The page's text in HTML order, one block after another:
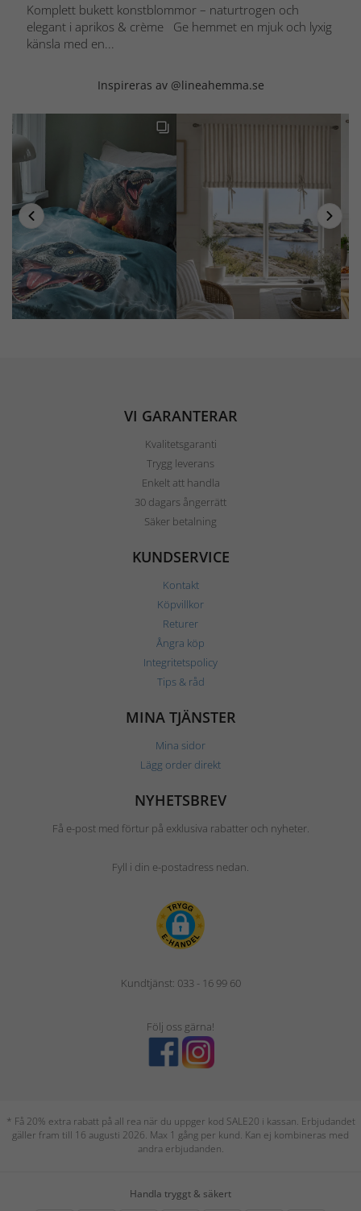
Komplett bukett konstblommor – naturtrogen och
elegant i aprikos & crème Ge hemmet en mjuk och lyxig
känsla med en...
Inspireras av @lineahemma.se
VI GARANTERAR
Kvalitetsgaranti
Trygg leverans
Enkelt att handla
30 dagars ångerrätt
Säker betalning
KUNDSERVICE
Kontakt
Köpvillkor
Returer
Ångra köp
Integritetspolicy
Tips & råd
MINA TJÄNSTER
Mina sidor
Lägg order direkt
NYHETSBREV
Få e-post med förtur på exklusiva rabatter och nyheter.
Fyll i din e-postadress nedan.
Kundtjänst: 033 - 16 99 60
Följ oss gärna!
* Få 20% extra rabatt på all rea när du uppger kod SALE20 i kassan. Erbjudandet
gäller fram till 16 augusti 2026. Max 1 gång per kund. Kan ej kombineras med
andra erbjudanden.
Handla tryggt & säkert